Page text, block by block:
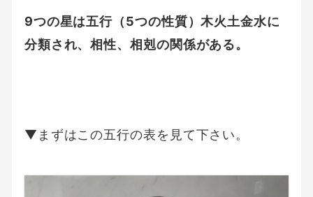
9つの星は五行（5つの性質）木火土金水に
分類され、相性、相剋の関係がある。
▼まずはこの五行の表を見て下さい。